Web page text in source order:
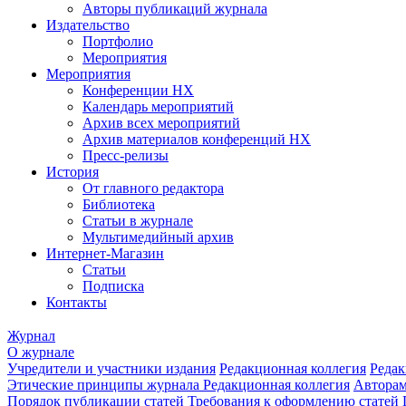
Авторы публикаций журнала
Издательство
Портфолио
Мероприятия
Мероприятия
Конференции НХ
Календарь мероприятий
Архив всех мероприятий
Архив материалов конференций НХ
Пресс-релизы
История
От главного редактора
Библиотека
Статьи в журнале
Мультимедийный архив
Интернет-Магазин
Статьи
Подписка
Контакты
Журнал
О журнале
Учредители и участники издания Редакционная коллегия
Этические принципы журнала Редакционная коллегия
Порядок публикации статей Требования к оформлению статей